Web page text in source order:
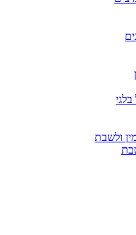
ולשבת